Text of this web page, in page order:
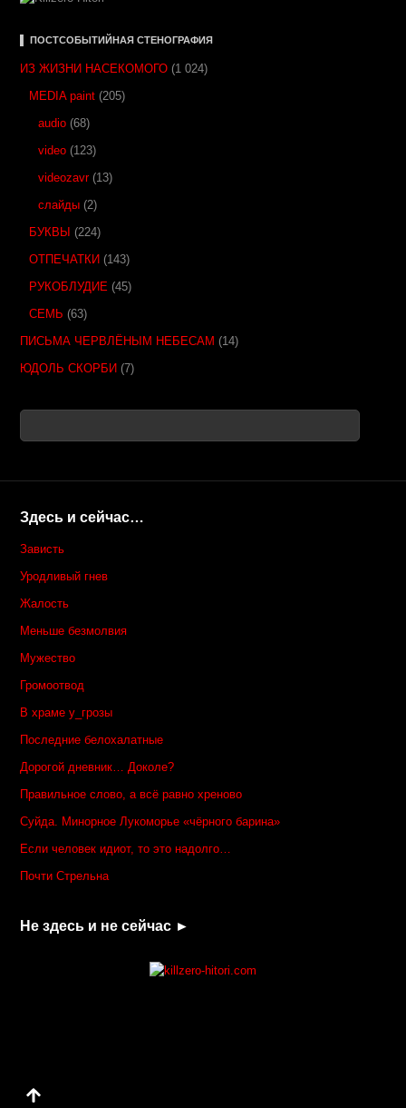
▌ ПОСТСОБЫТИЙНАЯ СТЕНОГРАФИЯ
ИЗ ЖИЗНИ НАСЕКОМОГО (1 024)
MEDIA paint (205)
audio (68)
video (123)
videozavr(13)
слайды (2)
БУКВЫ (224)
ОТПЕЧАТКИ (143)
РУКОБЛУДИЕ (45)
СЕМЬ (63)
ПИСЬМА ЧЕРВЛЁНЫМ НЕБЕСАМ (14)
ЮДОЛЬ СКОРБИ (7)
Здесь и сейчас…
Зависть
Уродливый гнев
Жалость
Меньше безмолвия
Мужество
Громоотвод
В храме у_грозы
Последние белохалатные
Дорогой дневник… Доколе?
Правильное слово, а всё равно хреново
Суйда. Минорное Лукоморье «чёрного барина»
Если человек идиот, то это надолго…
Почти Стрельна
Не здесь и не сейчас ►